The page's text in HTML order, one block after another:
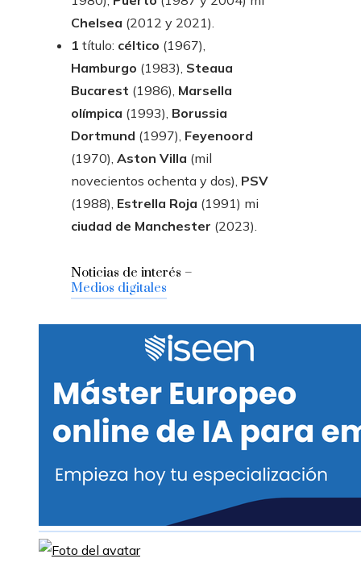
Chelsea (2012 y 2021).
1 título: céltico (1967),
Hamburgo (1983), Steaua
Bucarest (1986), Marsella
olímpica (1993), Borussia
Dortmund (1997), Feyenoord
(1970), Aston Villa (mil
novecientos ochenta y dos), PSV
(1988), Estrella Roja (1991) mi
ciudad de Manchester (2023).
Noticias de interés –
Medios digitales